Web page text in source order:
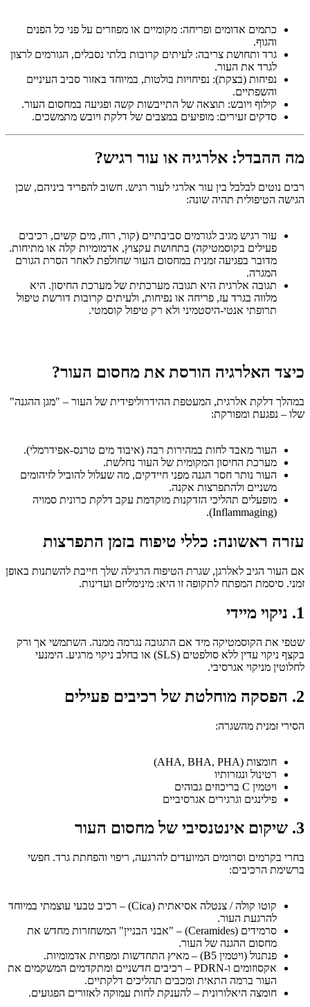
כתמים אדומים ופריחה: מקומיים או מפוזרים על פני כל הפנים
והגוף.
גרד ותחושת צריבה: לעיתים קרובות בלתי נסבלים, הגורמים לרצון
לגרד את העור.
נפיחות (בצקת): נפיחויות בולטות, במיוחד באזור סביב העיניים
והשפתיים.
קילוף ויובש: תוצאה של התייבשות קשה ופגיעה במחסום העור.
סדקים זעירים: מופיעים במצבים של דלקת ויובש מתמשכים.
מה ההבדל: אלרגיה או עור רגיש?
רבים נוטים לבלבל בין עור אלרגי לעור רגיש. חשוב להפריד ביניהם, שכן
הגישה הטיפולית תהיה שונה:
עור רגיש מגיב לגורמים סביבתיים (קור, רוח, מים קשים, רכיבים
פעילים בקוסמטיקה) בתחושת עקצוץ, אדמומיות קלה או מתיחות.
מדובר בפגיעה זמנית במחסום העור שחולפת לאחר הסרת הגורם
המגרה.
תגובה אלרגית היא תגובה מערכתית של מערכת החיסון. היא
מלווה בגרד עז, פריחה או נפיחות, ולעיתים קרובות דורשת טיפול
תרופתי אנטי-היסטמיני ולא רק טיפול קוסמטי.
כיצד האלרגיה הורסת את מחסום העור?
במהלך דלקת אלרגית, המעטפת ההידרוליפידית של העור – "מגן ההגנה"
שלו – נפגעת ומפורקת:
העור מאבד לחות במהירות רבה (איבוד מים טרנס-אפידרמלי).
מערכת החיסון המקומית של העור נחלשת.
העור נותר חסר הגנה מפני חיידקים, מה שעלול להוביל לזיהומים
משניים ולהתפרצות אקנה.
מופעלים תהליכי הזדקנות מוקדמת עקב דלקת כרונית סמויה
(Inflammaging).
עזרה ראשונה: כללי טיפוח בזמן התפרצות
אם העור הגיב לאלרגן, שגרת הטיפוח הרגילה שלך חייבת להשתנות באופן
זמני. סיסמת המפתח לתקופה זו היא: מינימליזם ועדינות.
1. ניקוי מיידי
שטפי את הקוסמטיקה מיד אם התגובה נגרמה ממנה. השתמשי אך ורק
בקצף ניקוי עדין ללא סולפטים (SLS) או בחלב ניקוי מרגיע. הימנעי
לחלוטין מניקוי אגרסיבי.
2. הפסקה מוחלטת של רכיבים פעילים
הסירי זמנית מהשגרה:
חומצות (AHA, BHA, PHA)
רטינול ונגזרותיו
ויטמין C בריכוזים גבוהים
פילינגים וגרגירים אגרסיביים
3. שיקום אינטנסיבי של מחסום העור
בחרי בקרמים וסרומים המיועדים להרגעה, ריפוי והפחתת גרד. חפשי
ברשימת הרכיבים:
קוטו קולה / צנטלה אסיאתית (Cica) – רכיב טבעי עוצמתי במיוחד
להרגעת העור.
סרמידים (Ceramides) – "אבני הבניין" המשחזרות מחדש את
מחסום ההגנה של העור.
פנתנול (ויטמין B5) – מאיץ התחדשות ומפחית אדמומיות.
אקסוזומים ו-PDRN – רכיבים חדשניים ומתקדמים המשקמים את
העור ברמה התאית ומכבים תהליכים דלקתיים.
חומצה היאלורונית – להענקת לחות עמוקה לאזורים הפגועים.